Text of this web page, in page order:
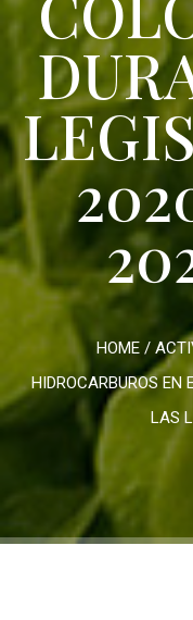
HOME /
HIDROCARBUROS EN
LAS